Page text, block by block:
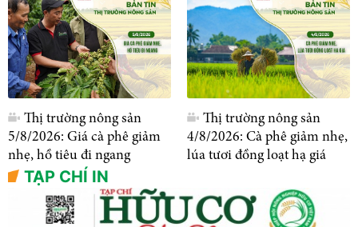
Thị trường nông sản
5/8/2026: Giá cà phê giảm
nhẹ, hồ tiêu đi ngang
Thị trường nông sản
4/8/2026: Cà phê giảm nhẹ,
lúa tươi đồng loạt hạ giá
TẠP CHÍ IN